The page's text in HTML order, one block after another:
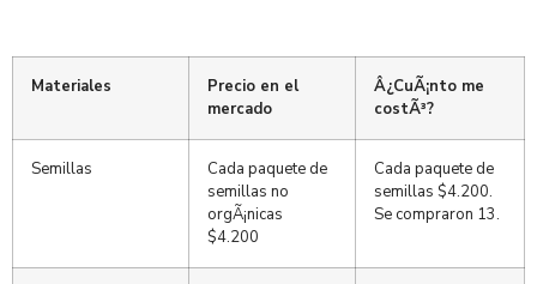
Materiales
Precio en el
mercado
Â¿CuÃ¡nto me
costÃ³?
Semillas
Cada paquete de
semillas no
orgÃ¡nicas
$4.200
Cada paquete de
semillas $4.200.
Se compraron 13.